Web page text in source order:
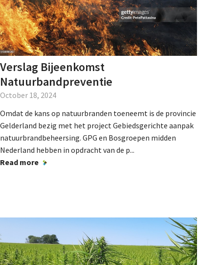
Verslag Bijeenkomst
Natuurbandpreventie
October 18, 2024
Omdat de kans op natuurbranden toeneemt is de provincie
Gelderland bezig met het project Gebiedsgerichte aanpak
natuurbrandbeheersing. GPG en Bosgroepen midden
Nederland hebben in opdracht van de p...
Read more